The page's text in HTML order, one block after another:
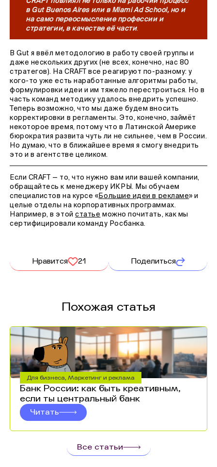
в Gut Buenos Aires или в Miami Ad School, но и
на само переосмысление профессии и
стратегии, в качестве её части.
В Gut я ввёл методологию в работу своей группы и
даже нескольких других (не всех, конечно, нас 80
стратегов). На CRAFT все реагируют по-разному: у
кого-то уже есть наработанные алгоритмы работы,
формулировки идеи и им тяжело перестроиться. Но в
часть команд методику удалось внедрить успешно.
Теперь возможно, что мы даже будем вносить
корректировки в регламенты. Это, конечно, займёт
некоторое время, потому что в Латинской Америке
бюрократия развита чуть ли не сильнее, чем в России.
Но думаю, что в ближайшее время я смогу внедрить
это и в агентстве целиком.
Если CRAFT — то, что нужно вам или вашей компании,
обращайтесь к менеджеру ИКРЫ. Мы обучаем
специалистов на курсе « Большие идеи в рекламе» и
целые отделы на корпоративных программах.
Например, в этойстатье можно почитать, как мы
сертифицировали команду Росбанка.
Нравится 21 Поделиться
Похожая статья
Для бизнеса, Маркетинг и реклама
Банк России: как быть креативным,
если ты центральный банк
Читать
Все статьи